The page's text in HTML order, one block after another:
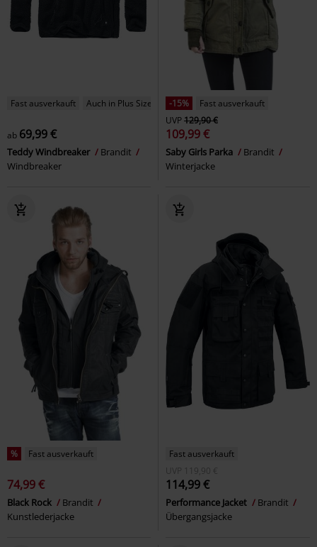
Fast ausverkauft Auch in Plus Size
ab 69,99 €
Teddy Windbreaker
Brandit
Windbreaker
-15%
Fast ausverkauft
UVP129,90 €
109,99 €
Saby Girls Parka
Brandit
Winterjacke
% Fast ausverkauft
74,99 €
Black Rock
Brandit
Kunstlederjacke
Fast ausverkauft
UVP
119,90 €
114,99 €
Performance Jacket
Brandit
Übergangsjacke